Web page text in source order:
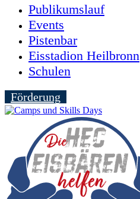
Publikumslauf
Events
Pistenbar
Eisstadion Heilbronn
Schulen
Förderung